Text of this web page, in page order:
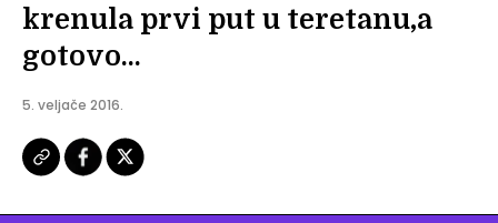
krenula prvi put u teretanu,a
gotovo...
5. veljače 2016.